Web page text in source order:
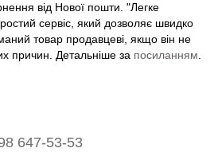
від Нової пошти. "Легке
сервіс, який дозволяє швидко
товар продавцеві, якщо він не
причин. Детальніше за посиланням.
647-53-53